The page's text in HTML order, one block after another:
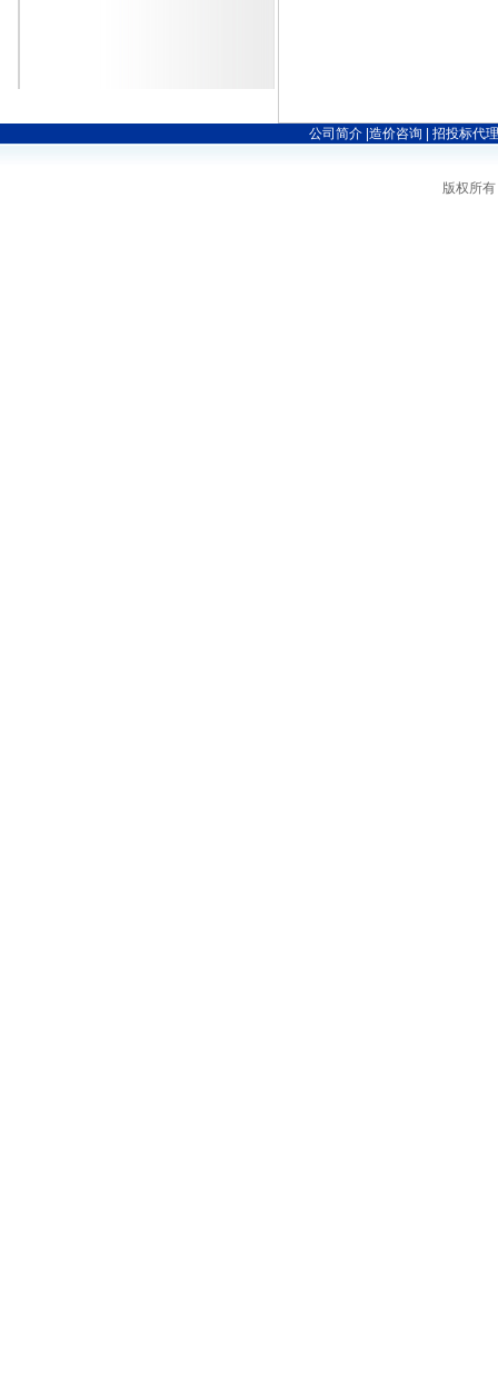
公司简介 造价咨询 招投标代
版权所